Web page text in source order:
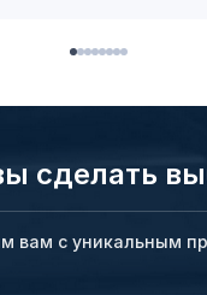
сделать
вам с уникальным